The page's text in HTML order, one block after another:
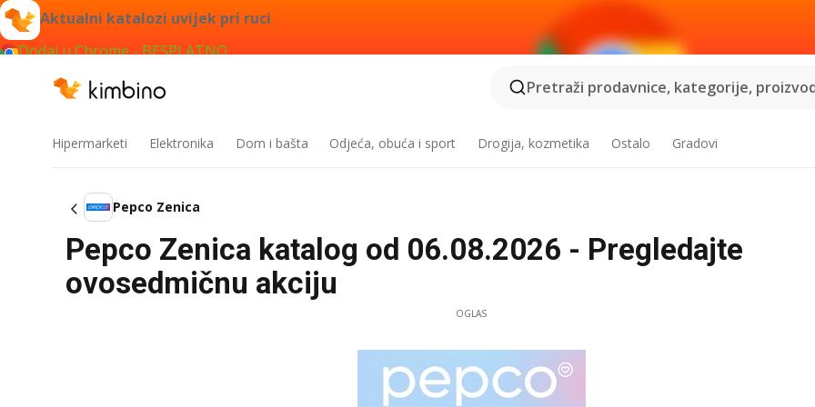
Aktualni katalozi uvijek pri ruci
Dodaj u Chrome - BESPLATNO
Pretraži prodavnice, kategorije,
Hipermarketi Elektronika Dom i bašta Odjeća, obuća i sport Drogija, kozmetika Ostalo Gradovi
Pepco Zenica
Pepco Zenica katalog od 06.08.2026 - Pregledajte
ovosedmičnu akciju
OGLAS